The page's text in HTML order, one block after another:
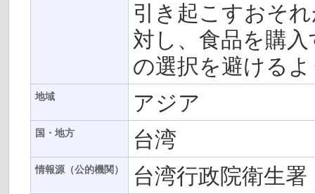
引き起こすおそ
対し、食品を購
の選択を避ける
地域 アジア
国・地方 台湾
情報源（公的機関） 台湾行政院衛生署